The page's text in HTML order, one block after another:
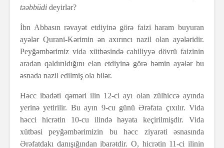
təəbbüdi deyirlər?
İbn Abbasın rəvayət etdiyinə görə faizi haram buyuran
ayələr Qurani-Kərimin ən axırıncı nazil olan ayələridir.
Peyğəmbərimiz vida xütbəsində cahiliyyə dövrü faizinin
aradan qaldırıldığını elan etdiyinə görə həmin ayələr bu
əsnada nazil edilmiş ola bilər.
Həcc ibadəti qəməri ilin 12-ci ayı olan zülhiccə ayında
yerinə yetirilir. Bu ayın 9-cu günü Ərəfata çıxılır. Vida
həcci hicrətin 10-cu ilində həyata keçirilmişdir. Vida
xütbəsi peyğəmbərimizin bu həcc ziyarəti əsnasında
Ərəfatdakı danışığından ibarətdir. O, hicrətin 11-ci ilinin